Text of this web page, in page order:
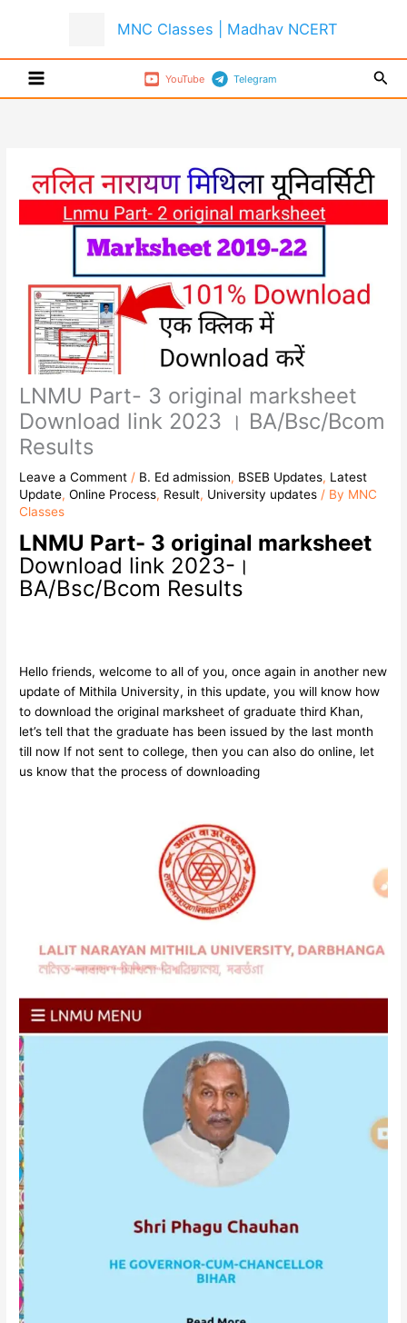
MNC Classes | Madhav NCERT
YouTube Telegram
LNMU Part- 3 original marksheet
Download link 2023 । BA/Bsc/Bcom
Results
Leave a Comment / B. Ed admission, BSEB Updates, Latest
Update,Online Process, Result, University updates / By MNC
Classes
LNMU Part- 3 original marksheet
Download link 2023-।
BA/Bsc/Bcom Results
Hello friends, welcome to all of you, once again in another new
update of Mithila University, in this update, you will know how
to download the original marksheet of graduate third Khan,
let’s tell that the graduate has been issued by the last month
till now If not sent to college, then you can also do online, let
us know that the process of downloading